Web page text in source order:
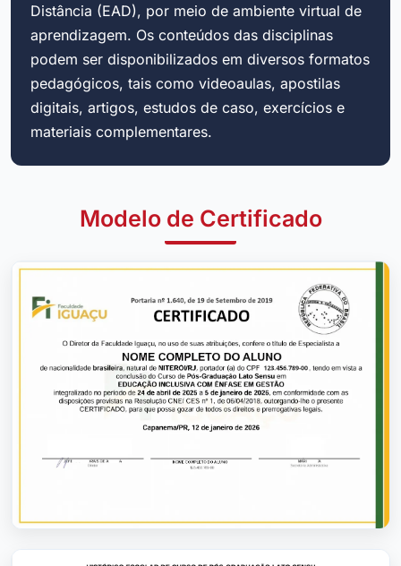
Distância (EAD), por meio de ambiente virtual de
aprendizagem. Os conteúdos das disciplinas
podem ser disponibilizados em diversos formatos
pedagógicos, tais como videoaulas, apostilas
digitais, artigos, estudos de caso, exercícios e
materiais complementares.
Modelo de Certificado